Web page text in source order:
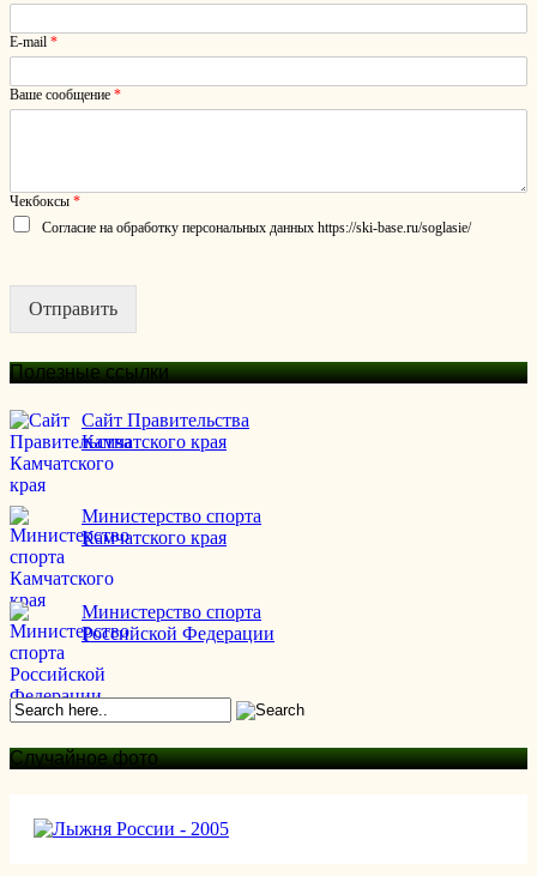
E-mail *
Ваше сообщение *
Чекбоксы *
Согласие на обработку персональных данных https://ski-base.ru/soglasie/
Отправить
Полезные ссылки
Сайт Правительства
Камчатского края
Министерство спорта
Камчатского края
Министерство спорта
Российской Федерации
Случайное фото